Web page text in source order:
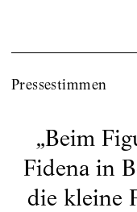
Pressestimmen
„Beim
Fidena in
die kleine